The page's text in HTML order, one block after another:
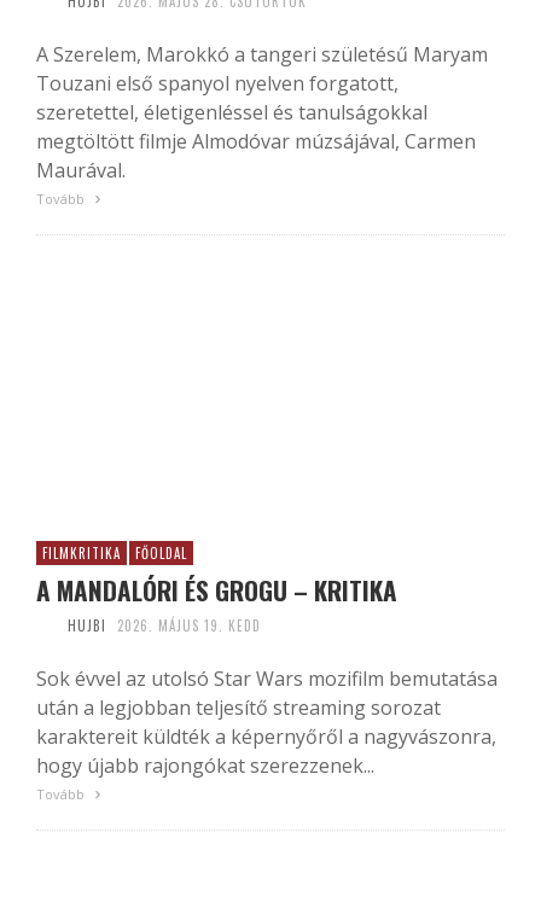
A Szerelem, Marokkó a tangeri születésű Maryam
Touzani első spanyol nyelven forgatott,
szeretettel, életigenléssel és tanulságokkal
megtöltött filmje Almodóvar múzsájával, Carmen
Maurával.
Tovább
FILMKRITIKA FŐOLDAL
A MANDALÓRI ÉS GROGU – KRITIKA
HUJBI 2026. MÁJUS 19. KEDD
Sok évvel az utolsó Star Wars mozifilm bemutatása
után a legjobban teljesítő streaming sorozat
karaktereit küldték a képernyőről a nagyvászonra,
hogy újabb rajongókat szerezzenek...
Tovább